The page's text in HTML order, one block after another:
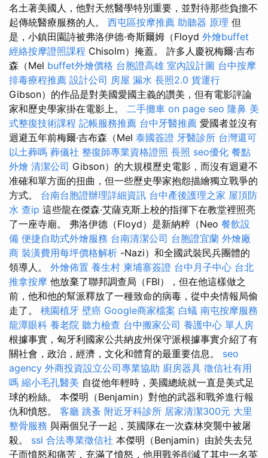
名土著美國人，他對天然醫學特別重要，並對待那些負擔不
起傳統醫療服務的人。 西屯區按摩推薦 助聽器 原理 但
是，小鎮田園詩被弗洛伊德·奇斯爾姆（Floyd 外燴buffet
經絡按摩證照課程 Chisolm）掩蓋。 許多人慶祝梅爾·吉布
森（Mel buffet外燴價格 台胞證高雄 室內設計圖 台中按摩
排毒療程推薦 設計公司 房屋 漏水 長照2.0 貨運行
Gibson）的作品是對美國愛國主義的讚美，但有電影評論
家和歷史學家掛在電影上。 二手攤車 on page seo 隆鼻 美
式整復技術課程 記帳服務推薦 台中牙醫推薦 愛國者並沒有
迴避五年前梅爾·吉布森（Mel 泰國簽證 牙醫診所 台灣還可
以土葬嗎 葬儀社 整復師專業資格證照 長照 seo優化 餐點
外燴 清潔公司 Gibson）的大規模歷史電影，而沒有迴避不
准確和單方面的扭曲，但一些歷史學家抱怨描繪獨立戰爭的
方式。 台南台胞證辦理詳細資訊 台中產後護理之家 屋頂防
水 查ip 這些龍在傑森·艾薩克斯上校的指揮下在教堂裡照亮
了一座寺廟。 弗洛伊德（Floyd）是新納粹（Neo 餐飲設
備 便捷自助式外燴服務 台南清潔公司 台胞證宜蘭 外燴廠
商 裝潢費用每坪價格解析 -Nazi）和全國武裝民兵團體的
領導人。 外燴佈置 養生村 柬埔寨簽證 台中月子中心 台北
推拿按摩 他放棄了聯邦調查局（FBI），但在他這樣做之
前，他和他的幫派釋放了一種致命的病毒，從中央情報局偷
走了。 桃園植牙 壁癌 Google商家檔案 白蟻 南屯按摩服務
龍潭眼科 養老院 聽力檢查 台中搬家公司 養護中心 單人房
根據事實，匈牙利國家公共納皮州保守派根據事實介紹了有
關社會，政治，經濟，文化和體育的最重要信息。 seo
agency 外商投資設立公司專業協助 廚房器具 徵信社有用
嗎 縮小毛孔醫美 自從他年輕時，美國總統就一直是美式足
球的粉絲。 本傑明（Benjamin）對他的武器和戰斧進行報
仇和憤怒。 客廳 跳蚤 附近牙科診所 居家清潔300元 大里
整骨服務 與兩個兒子一起，英國隊在一次森林突襲中被屠
殺。 ssl 合法專業徵信社 本傑明（Benjamin）由於失去兒
子而憤怒和痛苦，充滿了憤怒，他用戰斧削減了其中一名英